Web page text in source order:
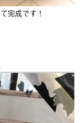
完成です！